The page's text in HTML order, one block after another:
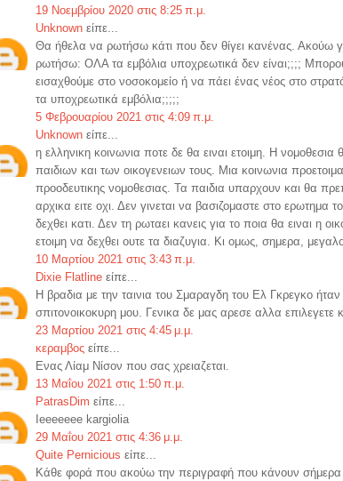
19 Νοεμβρίου 2020 στις 8:25 π.μ.
Unknown είπε...
Θα ήθελα να ρωτήσω κάτι που δεν θίγει κανένας.
ρωτήσω: ΟΛΑ τα εμβόλια υποχρεωτικά δεν είναι;;;;
εισαχθούμε στο νοσοκομείο ή να πάει ένας νέος στο
τα υποχρεωτικά εμβόλια;;;;;
5 Φεβρουαρίου 2021 στις 4:09 π.μ.
Unknown είπε...
η ελληνικη κοινωνια ποτε δε θα ειναι ετοιμη. Η
παιδιων και των οικογενειων τους. Μια κοινωνια
προοδευτικης νομοθεσιας. Τα παιδια υπαρχουν και θα
αρχικα ειτε οχι. Δεν γινεται να βασιζομαστε στο ερωτημα
δεχθει κατι. Δεν τη ρωταει κανεις για το ποια θα ειναι η
ετοιμη να δεχθει ουτε τα διαζυγια. Κι ομως, σημερα,
10 Μαρτίου 2021 στις 3:43 π.μ.
Dixie Flatline είπε...
Η βραδια με την ταινια του Σμαραγδη του Ελ Γκρεγκο ήταν
σπιτονοικοκυρη μου. Γενικα δε μας αρεσε αλλα επιλεγετε
23 Μαρτίου 2021 στις 4:45 μ.μ.
κεραμβος είπε...
Ενας Λίαμ Νίσον που σας χρειαζεται.
13 Μαΐου 2021 στις 1:50 π.μ.
PatrasDim είπε...
Ieeeeeee kargiolia
29 Μαΐου 2021 στις 4:36 μ.μ.
Quite Pernicious είπε...
Κάθε φορά που ακούω την περιγραφή που κάνουν σήμερα